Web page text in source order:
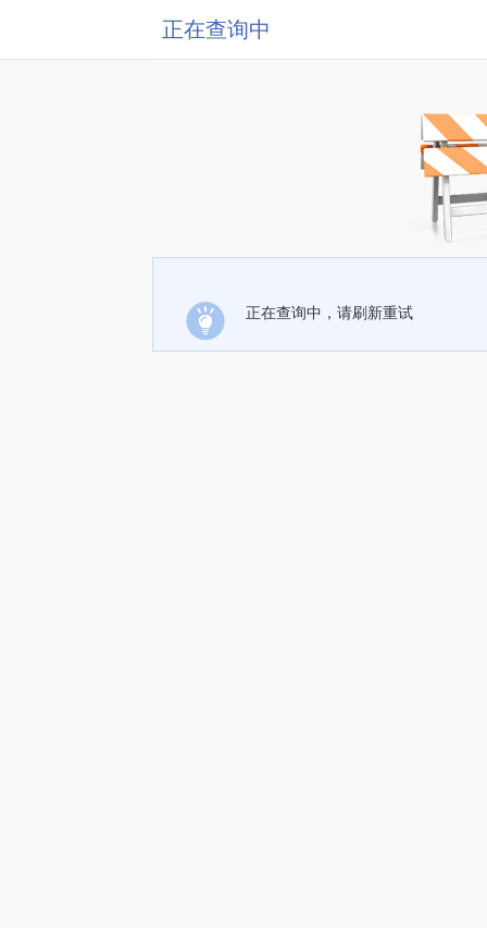
正在查询中
正在查询中，请刷新重试